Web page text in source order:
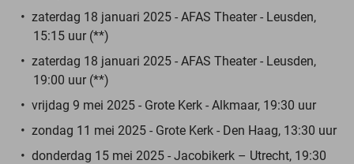
zaterdag 18 januari 2025 - AFAS Theater - Leusden,
15:15 uur (**)
zaterdag 18 januari 2025 - AFAS Theater - Leusden,
19:00 uur (**)
vrijdag 9 mei 2025 - Grote Kerk - Alkmaar, 19:30 uur
zondag 11 mei 2025 - Grote Kerk - Den Haag, 13:30 uur
donderdag 15 mei 2025 - Jacobikerk – Utrecht, 19:30